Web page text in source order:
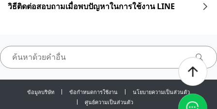
วิธีติดต่อสอบถามเมื่อพบปัญหาในการใช้งาน LINE
ข้อมูลบริษัท ข้อกำหนดการใช้งาน
นโยบายความเป็นส่วนตัว
ศูนย์ความเป็นส่วนตัว